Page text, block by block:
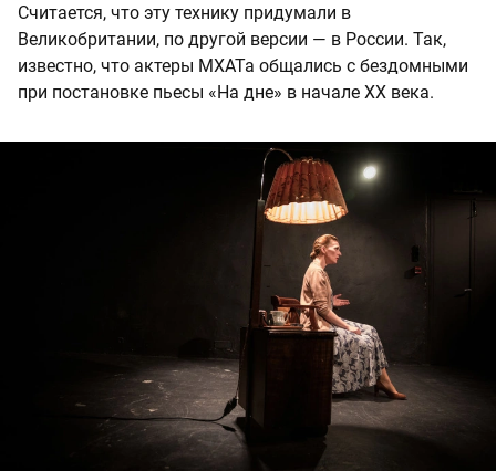
Считается, что эту технику придумали в
Великобритании, по другой версии — в России. Так,
известно, что актеры МХАТа общались с бездомными
при постановке пьесы «На дне» в начале XX века.